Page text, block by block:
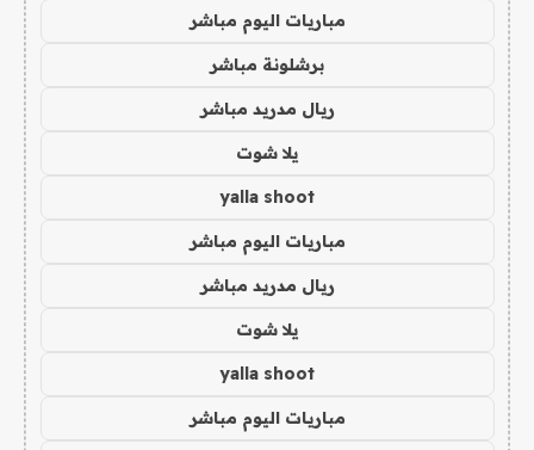
مباريات اليوم مباشر
برشلونة مباشر
ريال مدريد مباشر
يلا شوت
yalla shoot
مباريات اليوم مباشر
ريال مدريد مباشر
يلا شوت
yalla shoot
مباريات اليوم مباشر